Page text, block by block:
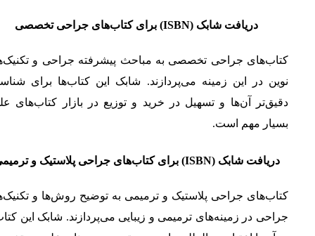
دریافت شابک (ISBN) برای کتاب‌های جراحی تخصصی
کتاب‌های جراحی تخصصی به مباحث پیشرفته جراحی و
نوین در این زمینه می‌پردازند. شابک این کتاب‌ها برای
دقیق‌تر آن‌ها و تسهیل در خرید و توزیع در بازار کتاب‌های
بسیار مهم است.
دریافت شابک (ISBN) برای کتاب‌های جراحی پلاستیک و ترمیمی
کتاب‌های جراحی پلاستیک و ترمیمی به توضیح روش‌ها و
جراحی در زمینه‌های ترمیمی و زیبایی می‌پردازند. شابک این